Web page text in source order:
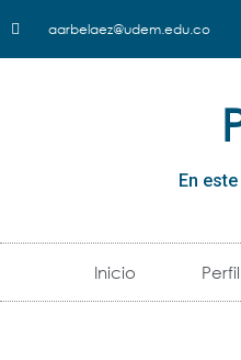
aarbelaez@udem.edu.co
En
Inicio Perfil